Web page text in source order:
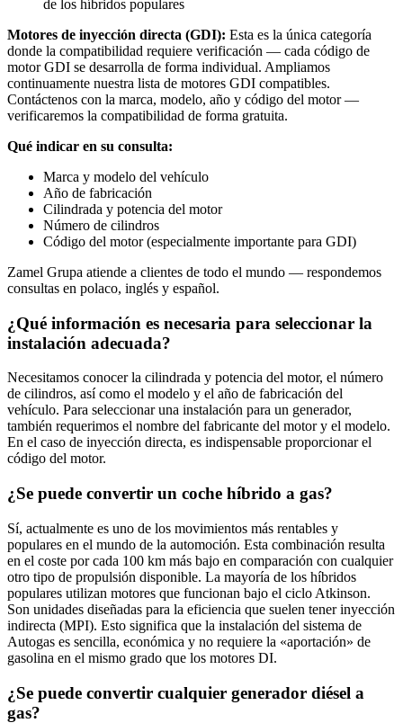
de los híbridos populares
Motores de inyección directa (GDI): Esta es la única categoría
donde la compatibilidad requiere verificación — cada código de
motor GDI se desarrolla de forma individual. Ampliamos
continuamente nuestra lista de motores GDI compatibles.
Contáctenos con la marca, modelo, año y código del motor —
verificaremos la compatibilidad de forma gratuita.
Qué indicar en su consulta:
Marca y modelo del vehículo
Año de fabricación
Cilindrada y potencia del motor
Número de cilindros
Código del motor (especialmente importante para GDI)
Zamel Grupa atiende a clientes de todo el mundo — respondemos
consultas en polaco, inglés y español.
¿Qué información es necesaria para seleccionar la
instalación adecuada?
Necesitamos conocer la cilindrada y potencia del motor, el número
de cilindros, así como el modelo y el año de fabricación del
vehículo. Para seleccionar una instalación para un generador,
también requerimos el nombre del fabricante del motor y el modelo.
En el caso de inyección directa, es indispensable proporcionar el
código del motor.
¿Se puede convertir un coche híbrido a gas?
Sí, actualmente es uno de los movimientos más rentables y
populares en el mundo de la automoción. Esta combinación resulta
en el coste por cada 100 km más bajo en comparación con cualquier
otro tipo de propulsión disponible. La mayoría de los híbridos
populares utilizan motores que funcionan bajo el ciclo Atkinson.
Son unidades diseñadas para la eficiencia que suelen tener inyección
indirecta (MPI). Esto significa que la instalación del sistema de
Autogas es sencilla, económica y no requiere la «aportación» de
gasolina en el mismo grado que los motores DI.
¿Se puede convertir cualquier generador diésel a
gas?